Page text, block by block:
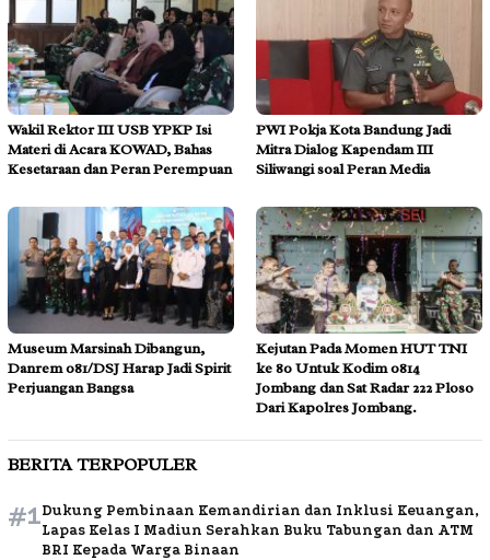
Wakil Rektor III USB YPKP Isi
Materi di Acara KOWAD, Bahas
Kesetaraan dan Peran Perempuan
PWI Pokja Kota Bandung Jadi
Mitra Dialog Kapendam III
Siliwangi soal Peran Media
Museum Marsinah Dibangun,
Danrem 081/DSJ Harap Jadi Spirit
Perjuangan Bangsa
Kejutan Pada Momen HUT TNI
ke 80 Untuk Kodim 0814
Jombang dan Sat Radar 222 Ploso
Dari Kapolres Jombang.
BERITA TERPOPULER
#1Dukung Pembinaan Kemandirian dan Inklusi Keuangan,
Lapas Kelas I Madiun Serahkan Buku Tabungan dan ATM
BRI Kepada Warga Binaan